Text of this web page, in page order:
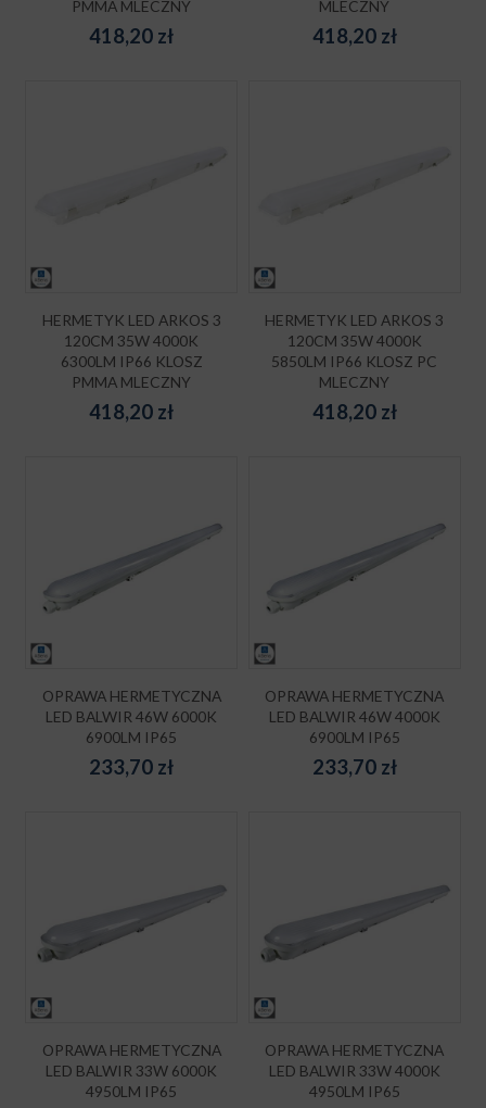
PMMA MLECZNY
418,20 zł
MLECZNY
418,20zł
HERMETYK LED ARKOS 3
120CM 35W 4000K
6300LM IP66 KLOSZ
PMMA MLECZNY
418,20 zł
HERMETYK LED ARKOS 3
120CM 35W 4000K
5850LM IP66 KLOSZ PC
MLECZNY
418,20zł
OPRAWA HERMETYCZNA
LED BALWIR 46W 6000K
6900LM IP65
233,70 zł
OPRAWA HERMETYCZNA
LED BALWIR 46W 4000K
6900LM IP65
233,70zł
OPRAWA HERMETYCZNA
LED BALWIR 33W 6000K
4950LM IP65
OPRAWA HERMETYCZNA
LED BALWIR 33W 4000K
4950LM IP65